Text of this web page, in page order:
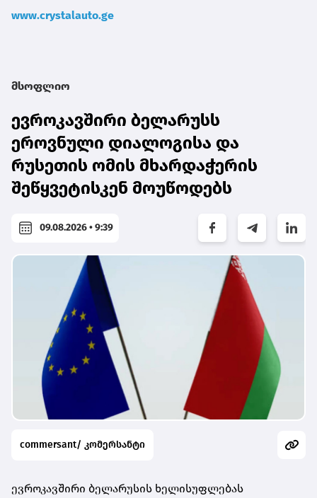
www.crystalauto.ge
მსოფლიო
ევროკავშირი ბელარუსს
ეროვნული დიალოგისა და
რუსეთის ომის მხარდაჭერის
შეწყვეტისკენ მოუწოდებს
09.08.2026 • 9:39
commersant/ კომერსანტი
ევროკავშირი ბელარუსის ხელისუფლებას